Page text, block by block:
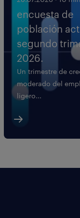
encuesta de
población
segundo
2026.
Un trimestre de
moderado del
ligero...